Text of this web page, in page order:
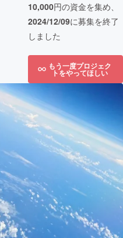
10,000円の資金を集め、
2024/12/09に募集を終了
しました
もう一度プロジェク
トをやってほしい